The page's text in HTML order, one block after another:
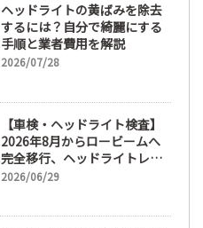
ヘッドライトの黄ばみを除去
するには？自分で綺麗にする
手順と業者費用を解説
2026/07/28
【車検・ヘッドライト検査】
2026年8月からロービームへ
完全移行、ヘッドライトレン
ズ磨き・コーティングも重要
2026/06/29